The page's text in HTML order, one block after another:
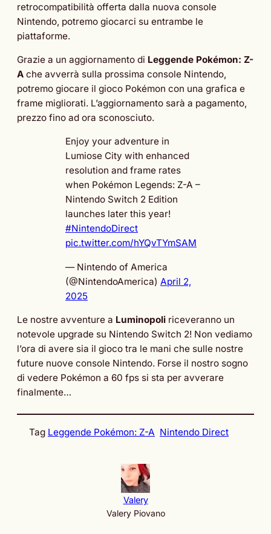
retrocompatibilità offerta dalla nuova console
Nintendo, potremo giocarci su entrambe le
piattaforme.
Grazie a un aggiornamento di Leggende Pokémon: Z-
A che avverrà sulla prossima console Nintendo,
potremo giocare il gioco Pokémon con una grafica e
frame migliorati. L’aggiornamento sarà a pagamento,
prezzo fino ad ora sconosciuto.
Enjoy your adventure in
Lumiose City with enhanced
resolution and frame rates
when Pokémon Legends: Z-A –
Nintendo Switch 2 Edition
launches later this year!
#NintendoDirect
pic.twitter.com/hYQvTYmSAM
— Nintendo of America
(@NintendoAmerica) April 2,
2025
Le nostre avventure a Luminopoli riceveranno un
notevole upgrade su Nintendo Switch 2! Non vediamo
l’ora di avere sia il gioco tra le mani che sulle nostre
future nuove console Nintendo. Forse il nostro sogno
di vedere Pokémon a 60 fps si sta per avverare
finalmente…
Tag Leggende Pokémon: Z-A Nintendo Direct
Valery
Valery Piovano